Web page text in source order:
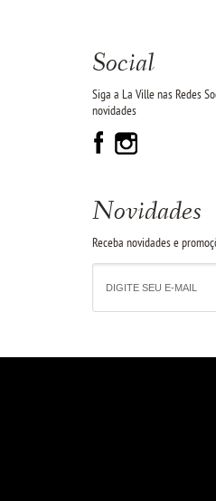
Social
Siga a La Ville nas Redes
novidades
Novidades
Receba novidades e